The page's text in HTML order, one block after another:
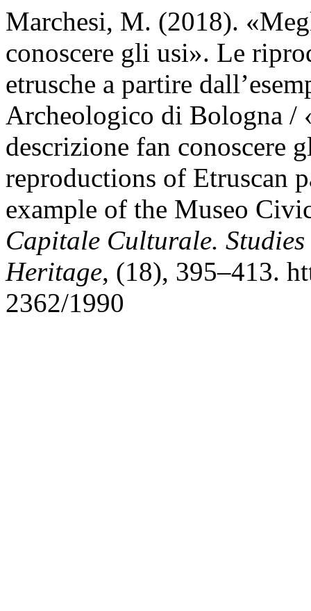
Marchesi, M. (2018).
conoscere gli usi». Le
etrusche a partire
Archeologico di Bologna /
descrizione fan conoscere
reproductions of Etruscan
example of the Museo
Capitale Culturale.
Heritage, (18), 395–413.
2362/1990